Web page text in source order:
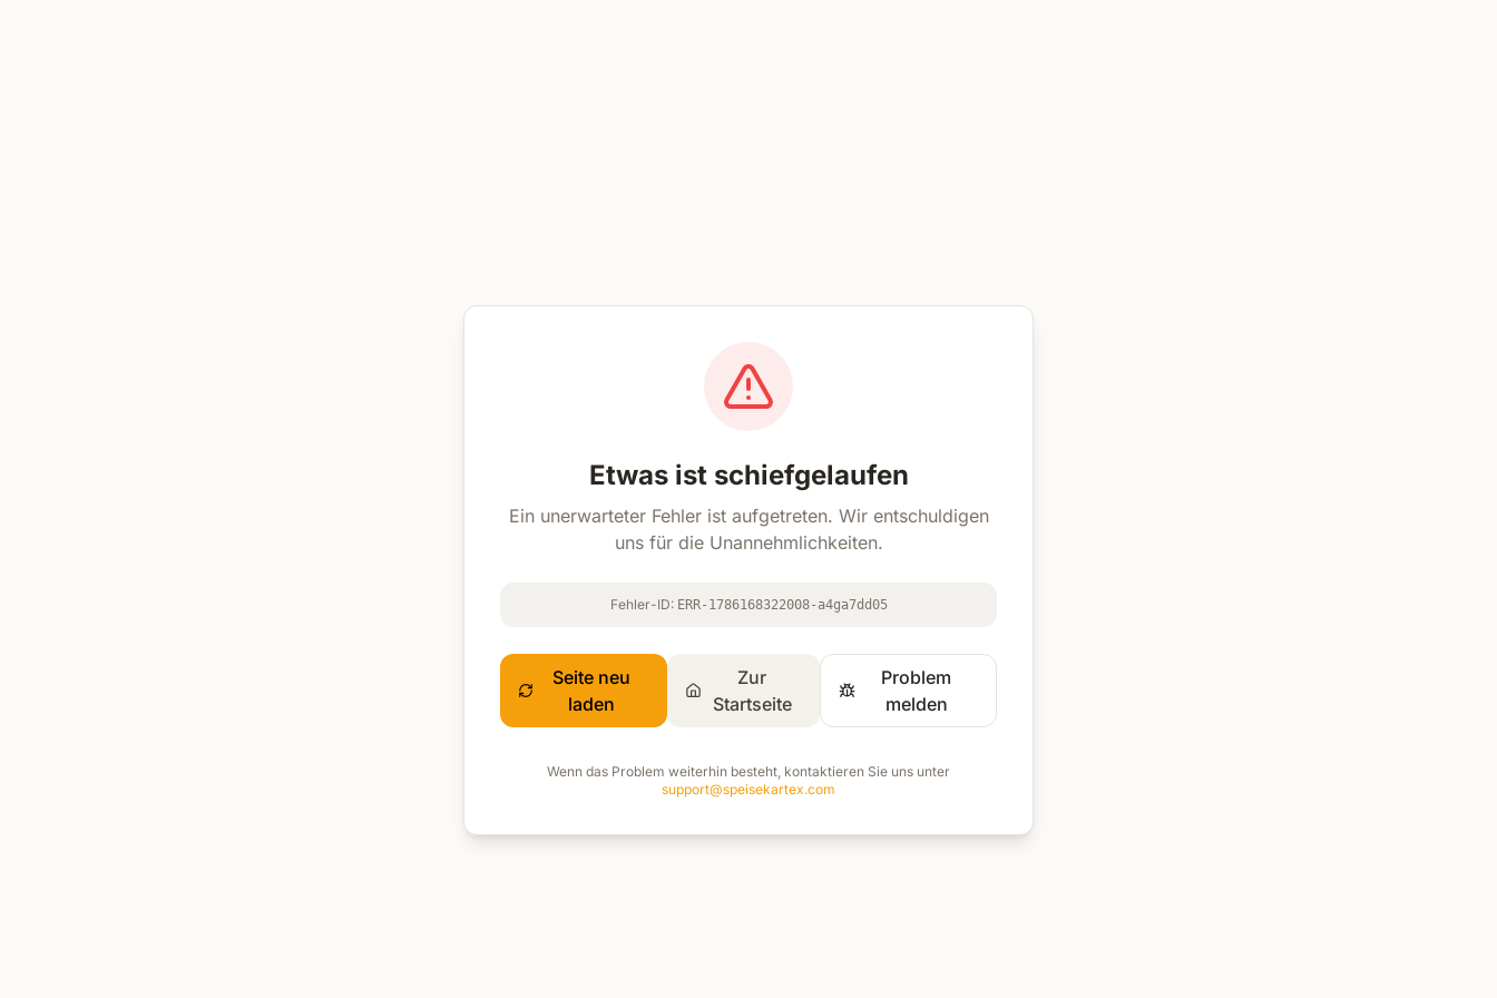
Etwas ist schiefgelaufen
Ein unerwarteter Fehler ist aufgetreten. Wir entschuldigen
uns für die Unannehmlichkeiten.
Fehler-ID: ERR-1786168322008-a4ga7dd05
Seite neu
laden
Zur
Startseite
Problem
melden
Wenn das Problem weiterhin besteht, kontaktieren Sie uns unter
support@speisekartex.com